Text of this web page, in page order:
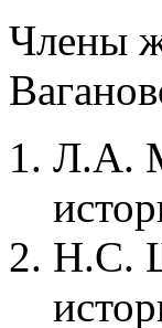
Члены
Л.А.
Н.С.